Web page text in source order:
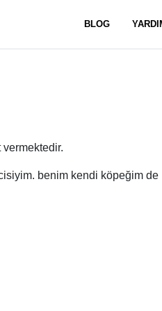
BLOG
benim kendi köpeğim